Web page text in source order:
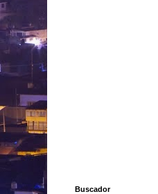
Buscador